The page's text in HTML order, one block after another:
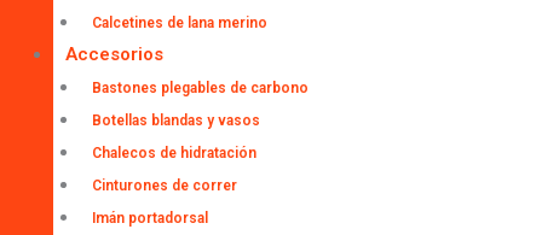
Calcetines de lana merino
Accesorios
Bastones plegables de carbono
Botellas blandas y vasos
Chalecos de hidratación
Cinturones de correr
Imán portadorsal